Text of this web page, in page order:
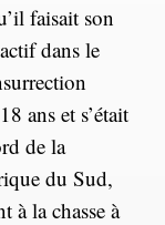
faisait son
dans le
ans et s’était
de la
du Sud,
à la chasse à